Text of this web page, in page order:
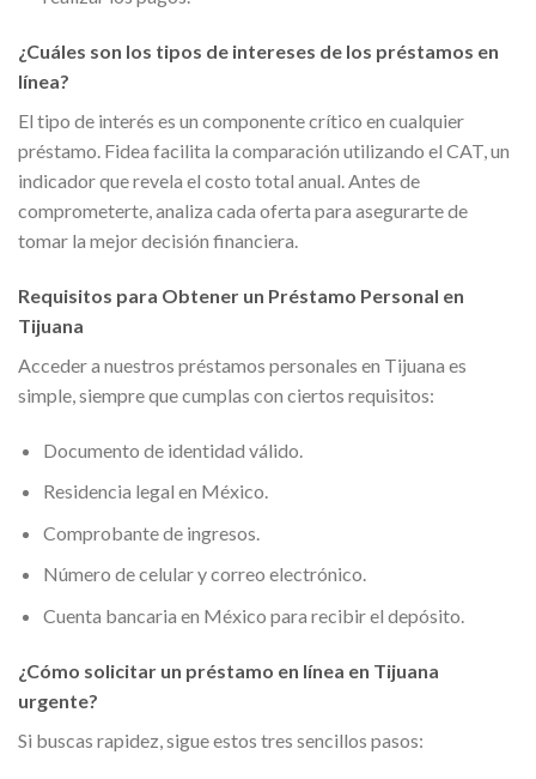
¿Cuáles son los tipos de intereses de los préstamos en
línea?
El tipo de interés es un componente crítico en cualquier
préstamo. Fidea facilita la comparación utilizando el CAT, un
indicador que revela el costo total anual. Antes de
comprometerte, analiza cada oferta para asegurarte de
tomar la mejor decisión financiera.
Requisitos para Obtener un Préstamo Personal en
Tijuana
Acceder a nuestros préstamos personales en Tijuana es
simple, siempre que cumplas con ciertos requisitos:
Documento de identidad válido.
Residencia legal en México.
Comprobante de ingresos.
Número de celular y correo electrónico.
Cuenta bancaria en México para recibir el depósito.
¿Cómo solicitar un préstamo en línea en Tijuana
urgente?
Si buscas rapidez, sigue estos tres sencillos pasos: